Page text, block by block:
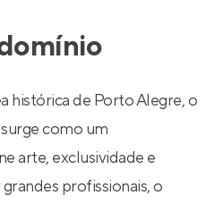
histórica de Porto Alegre, o
como um
arte, exclusividade e
profissionais, o